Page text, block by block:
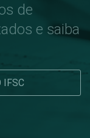
de
e saiba
IFSC